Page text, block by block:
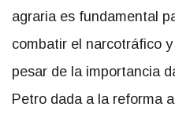
agraria es fundamental
combatir el narcotráfico
pesar de la importancia
Petro dada a la reforma